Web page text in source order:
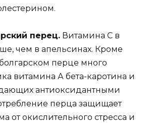
перец. Витамина С в
чем в апельсинах. Кроме
перце много
витамина А бета-каротина и
антиоксидантными
перца защищает
от окислительного стресса и